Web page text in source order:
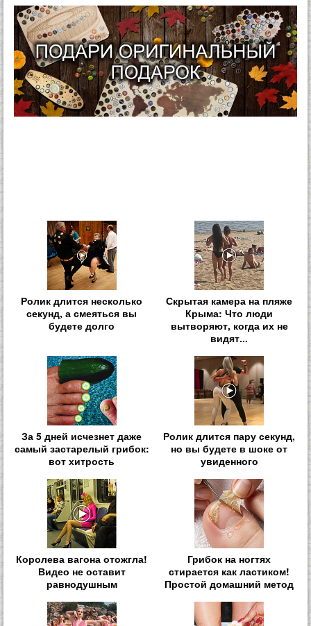
Ролик длится несколько
секунд, а смеяться вы
будете долго
Скрытая камера на пляже
Крыма: Что люди
вытворяют, когда их не
видят...
За 5 дней исчезнет даже
самый застарелый грибок:
вот хитрость
Ролик длится пару секунд,
но вы будете в шоке от
увиденного
Королева вагона отожгла!
Видео не оставит
равнодушным
Грибок на ногтях
стирается как ластиком!
Простой домашний метод